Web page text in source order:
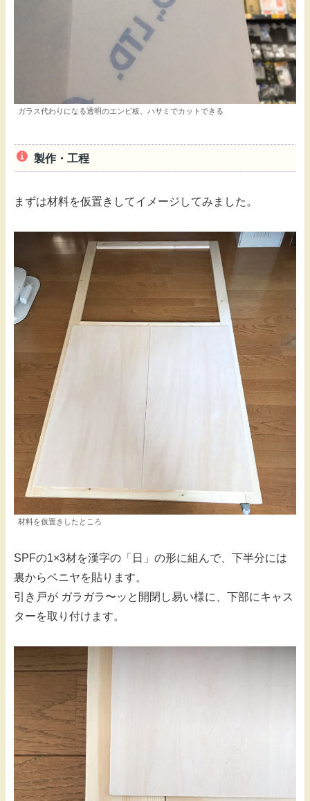
ガラス代わりになる透明のエンビ板、ハサミでカットできる
製作・工程
まずは材料を仮置きしてイメージしてみました。
材料を仮置きしたところ
SPFの1×3材を漢字の「日」の形に組んで、下半分には
裏からベニヤを貼ります。
引き戸が ガラガラ〜ッと開閉し易い様に、下部にキャス
ターを取り付けます。